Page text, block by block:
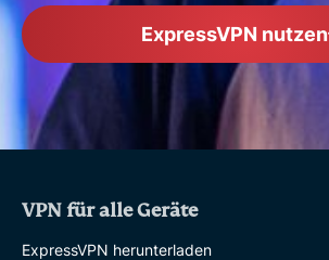
ExpressVPN nutzen
VPN für alle Geräte
ExpressVPN herunterladen